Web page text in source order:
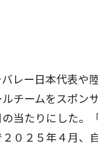
レー日本代表や
チームをスポン
当たりにした。
０２５年４月、